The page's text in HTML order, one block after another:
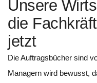
Unsere
die
jetzt
Die Auftragsbücher sind
Managern wird bewusst,